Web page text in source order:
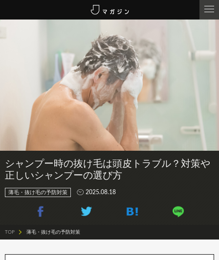
シャンプー時の抜け毛は頭皮トラブル？対策や
正しいシャンプーの選び方
薄毛・抜け毛の予防対策 2025.08.18
TOP 薄毛・抜け毛の予防対策